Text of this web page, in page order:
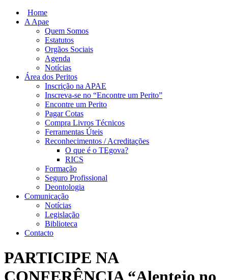
Home
A Apae
Quem Somos
Estatutos
Orgãos Sociais
Agenda
Notícias
Área dos Peritos
Inscrição na APAE
Inscreva-se no “Encontre um Perito”
Encontre um Perito
Pagar Cotas
Compra Livros Técnicos
Ferramentas Úteis
Reconhecimentos / Acreditações
O que é o TEgova?
RICS
Formação
Seguro Profissional
Deontologia
Comunicação
Notícias
Legislação
Biblioteca
Contacto
PARTICIPE NA